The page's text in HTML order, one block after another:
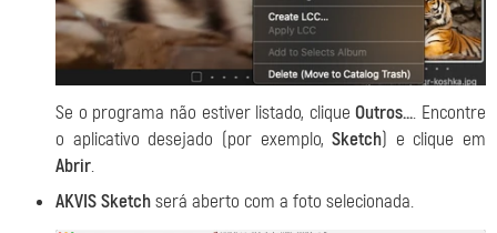
Se o programa não estiver listado, cliqueOutros.... Encontre
o aplicativo desejado (por exemplo,Sketch) e clique em
Abrir.
AKVIS Sketchserá aberto com a foto selecionada.